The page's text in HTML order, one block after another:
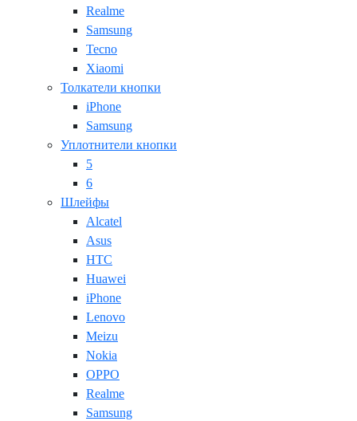
Realme
Samsung
Tecno
Xiaomi
Толкатели кнопки
iPhone
Samsung
Уплотнители кнопки
5
6
Шлейфы
Alcatel
Asus
HTC
Huawei
iPhone
Lenovo
Meizu
Nokia
OPPO
Realme
Samsung